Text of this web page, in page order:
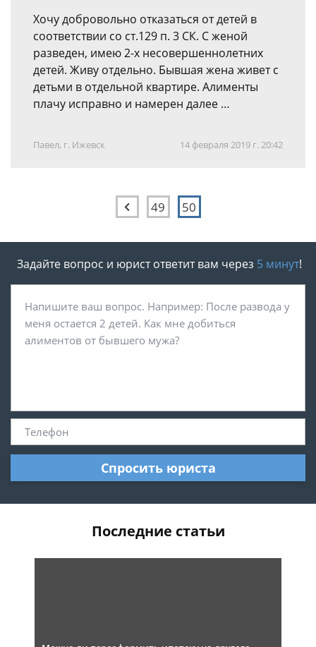
Хочу добровольно отказаться от детей в
соответствии со ст.129 п. 3 СК. С женой
разведен, имею 2-х несовершеннолетних
детей. Живу отдельно. Бывшая жена живет с
детьми в отдельной квартире. Алименты
плачу исправно и намерен далее …
Павел, г. Ижевск 14 февраля 2019 г. 20:42
49 50
Задайте вопрос и юрист ответит вам через 5 минут!
Спросить юриста
Последние статьи